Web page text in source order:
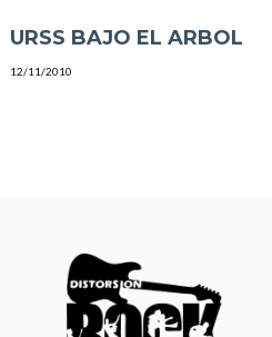
URSS BAJO EL ARBOL
12/11/2010